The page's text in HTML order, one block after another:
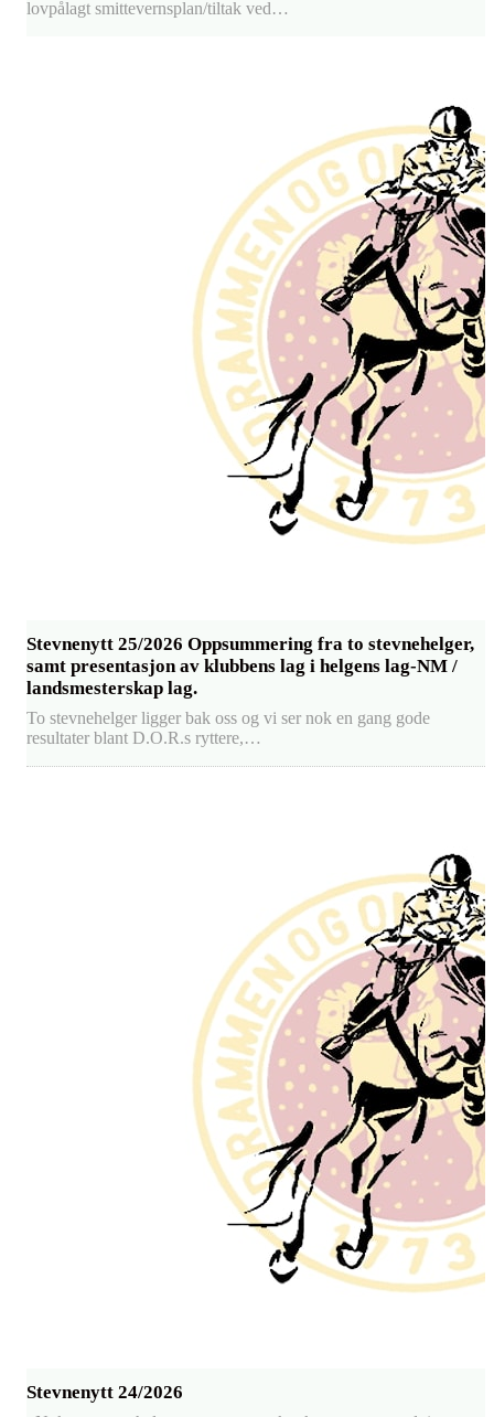
lovpålagt smittevernsplan/tiltak ved…
Stevnenytt 25/2026 Oppsummering fra to stevnehelger,
samt presentasjon av klubbens lag i helgens lag-NM /
landsmesterskap lag.
To stevnehelger ligger bak oss og vi ser nok en gang gode
resultater blant D.O.R.s ryttere,…
Stevnenytt 24/2026